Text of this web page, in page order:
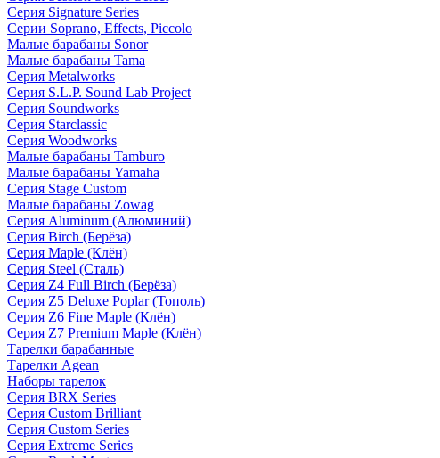
Серия Signature Series
Серии Soprano, Effects, Piccolo
Малые барабаны Sonor
Малые барабаны Tama
Серия Metalworks
Серия S.L.P. Sound Lab Project
Серия Soundworks
Серия Starclassic
Серия Woodworks
Малые барабаны Tamburo
Малые барабаны Yamaha
Серия Stage Custom
Малые барабаны Zowag
Серия Aluminum (Алюминий)
Серия Birch (Берёза)
Серия Maple (Клён)
Серия Steel (Сталь)
Серия Z4 Full Birch (Берёза)
Серия Z5 Deluxe Poplar (Тополь)
Серия Z6 Fine Maple (Клён)
Серия Z7 Premium Maple (Клён)
Тарелки барабанные
Тарелки Agean
Наборы тарелок
Серия BRX Series
Серия Custom Brilliant
Серия Custom Series
Серия Extreme Series